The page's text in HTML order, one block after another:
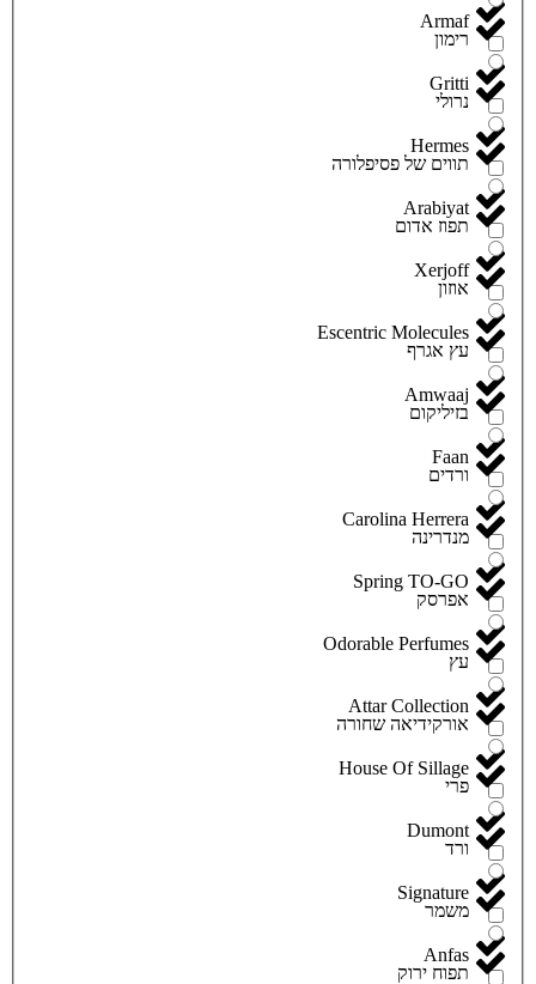
Armaf
Gritti
Hermes
Arabiyat
Xerjoff
Escentric Molecules
Amwaaj
Faan
Carolina Herrera
Spring TO-GO
Odorable Perfumes
Attar Collection
House Of Sillage
Dumont
Signature
Anfas
רימון
נרולי
תווים של פסיפלורה
תפוז אדום
אוזון
עץ אגרף
בזיליקום
ורדים
מנדרינה
אפרסק
עץ
אורקידיאה שחורה
פרי
ורד
משמר
תפוח ירוק